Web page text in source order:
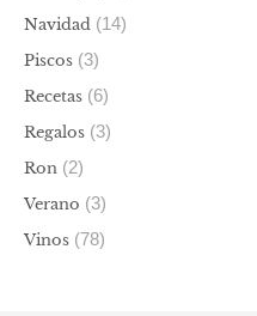
Navidad (14)
Piscos (3)
Recetas (6)
Regalos (3)
Ron (2)
Verano (3)
Vinos (78)